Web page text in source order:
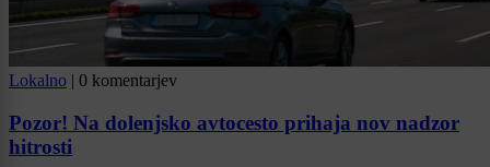
Lokalno | 0 komentarjev
Pozor! Na dolenjsko avtocesto prihaja nov nadzor
hitrosti